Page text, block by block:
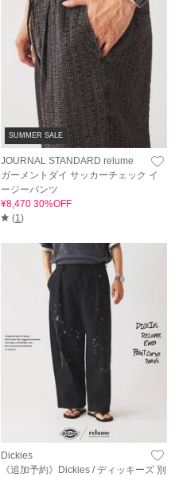
SUMMER SALE
JOURNAL STANDARD relume
ガーメントダイ サッカーチェック イ
ージーパンツ
¥8,470 30%OFF
(1)
Dickies
《追加予約》Dickies / ディッキーズ 別